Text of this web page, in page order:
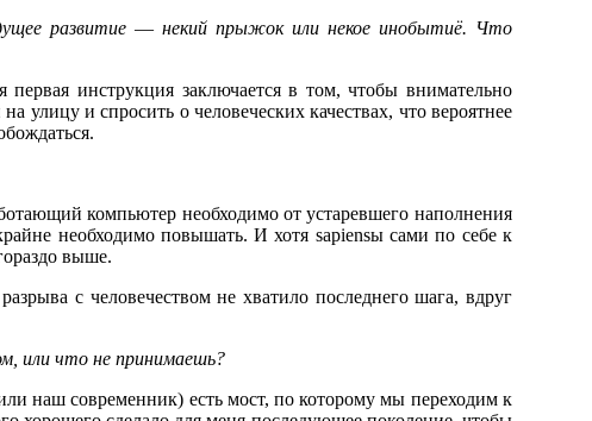
развитие —некий прыжок или некое инобытиё. Что
инструкция заключается в том, чтобы внимательно
улицу и спросить о человеческих качествах, что вероятнее
компьютер необходимо от устаревшего наполнения
необходимо повышать. И хотя sapiensы сами по себе к
выше.
с человечеством не хватило последнего шага, вдруг
или что не принимаешь?
наш современник) есть мост, по которому мы переходим к